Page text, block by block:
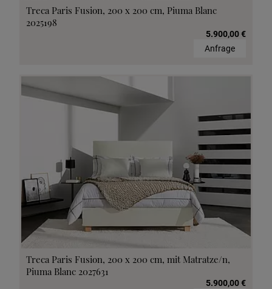
Treca Paris Fusion, 200 x 200 cm, Piuma Blanc
2025198
5.900,00 €
Anfrage
Treca Paris Fusion, 200 x 200 cm, mit Matratze/n,
Piuma Blanc 2027631
5.900,00 €